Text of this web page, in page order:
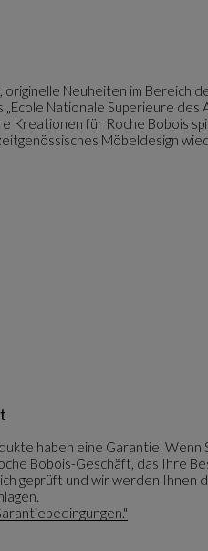
originelle Neuheiten im Bereich
Nationale Superieure des
Kreationen für Roche Bobois
Möbeldesign
haben eine Garantie. Wenn
Bobois-Geschäft, das Ihre
geprüft und wir werden Ihnen